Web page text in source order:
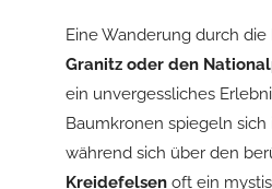
Eine Wanderung durch die
Granitz oder den
ein unvergessliches
Baumkronen spiegeln
während sich über den
Kreidefelsen oft ein